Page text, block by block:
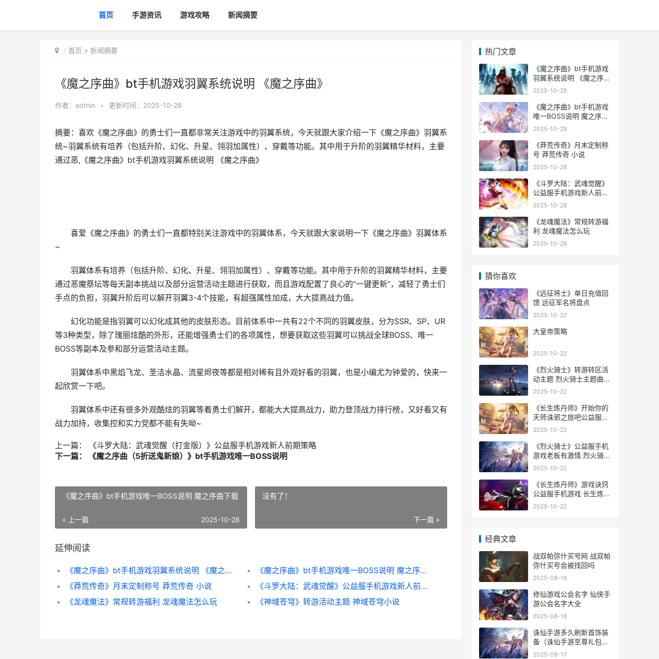
首页 手游资讯 游戏攻略 新闻摘要
首页 > 新闻摘要
《魔之序曲》bt手机游戏羽翼系统说明 《魔之序曲》
作者： admin • 更新时间：2025-10-28
摘要：喜欢《魔之序曲》的勇士们一直都非常关注游戏中的羽翼系统，今天就跟大家介绍一下《魔之序曲》羽翼系
统~羽翼系统有培养（包括升阶、幻化、升星、翎羽加属性）、穿戴等功能。其中用于升阶的羽翼精华材料，主要
通过恶,《魔之序曲》bt手机游戏羽翼系统说明 《魔之序曲》
喜爱《魔之序曲》的勇士们一直都特别关注游戏中的羽翼体系，今天就跟大家说明一下《魔之序曲》羽翼体系
~
羽翼体系有培养（包括升阶、幻化、升星、翎羽加属性）、穿戴等功能。其中用于升阶的羽翼精华材料，主要
通过恶魔祭坛等每天副本挑战以及部分运营活动主题进行获取，而且游戏配置了良心的“一键更新”，减轻了勇士们
手点的负担，羽翼升阶后可以解开羽翼3-4个技能，有超强属性加成，大大提高战力值。
幻化功能是指羽翼可以幻化成其他的皮肤形态。目前体系中一共有22个不同的羽翼皮肤，分为SSR、SP、UR
等3种类型，除了瑰丽炫酷的外形，还能增强勇士们的各项属性，想要获取这些羽翼可以挑战全球BOSS、唯一
BOSS等副本及参和部分运营活动主题。
羽翼体系中黑焰飞龙、圣洁水晶、流星烬夜等都是相对稀有且外观好看的羽翼，也是小编尤为钟爱的，快来一
起欣赏一下吧。
羽翼体系中还有很多外观酷炫的羽翼等着勇士们解开，都能大大提高战力，助力登顶战力排行榜，又好看又有
战力加持，收集控和实力党都不能有失呦~
上一篇： 《斗罗大陆：武魂觉醒（打金版）》公益服手机游戏新人前期策略
下一篇： 《魔之序曲（5折送鬼新娘）》bt手机游戏唯一BOSS说明
《魔之序曲》bt手机游戏唯一BOSS说明 魔之序曲下载
« 上一篇 2025-10-28
没有了！
下一篇 »
延伸阅读
《魔之序曲》bt手机游戏羽翼系统说明 《魔之序曲》
《魔之序曲》bt手机游戏唯一BOSS说明 魔之序曲下载
《莽荒传奇》月末定制称号 莽荒传奇 小说
《斗罗大陆：武魂觉醒》公益服手机游戏新人前期策略 斗罗大陆武魂觉醒折扣服0.1折
《龙魂魔法》常规转游福利 龙魂魔法怎么玩
《神域苍穹》转游活动主题 神域苍穹小说
热门文章
《魔之序曲》bt手机游戏
羽翼系统说明 《魔之序
曲》
2025-10-28
《魔之序曲》bt手机游戏
唯一BOSS说明 魔之序曲
下载
2025-10-28
《莽荒传奇》月末定制称
号 莽荒传奇 小说
2025-10-28
《斗罗大陆：武魂觉醒》
公益服手机游戏新人前期
策略 斗罗大陆武魂觉醒折
2025-10-28
《龙魂魔法》常规转游福
利 龙魂魔法怎么玩
2025-10-28
猜你喜欢
《远征将士》单日充值回
馈 远征军名将盘点
2025-10-22
大皇帝策略
2025-10-22
《烈火骑士》转游转区活
动主题 烈火骑士主题曲什
么名字
2025-10-22
《长生炼丹师》开始你的
天师诛邪之旅吧公益服手
机游戏 长生炼丹师0.1折
2025-10-22
《烈火骑士》公益服手机
游戏老板有激情 烈火骑士
是谁
2025-10-22
《长生炼丹师》游戏诀窍
公益服手机游戏 长生炼丹
师手游官网入口
2025-10-22
经典文章
战双帕弥什买号网 战双帕
弥什买号会被找回吗
2025-08-18
修仙游戏公会名字 仙侠手
游公会名字大全
2025-08-18
诛仙手游多久刷新首饰装
备（诛仙手游至尊礼包领
取）-天宏手游网
2025-08-17